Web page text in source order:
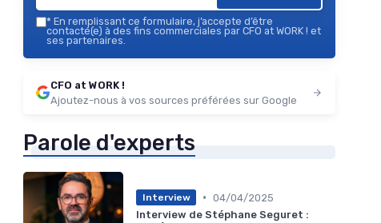
* En remplissant ce formulaire, j’accepte d’être
contacté(e) à des fins commerciales par CFO at WORK ! et
ses partenaires.
CFO at WORK !
Ajoutez-nous à vos sources préférées sur Google
Parole d'experts
Interview • 04/04/2025
Interview de Stéphane Seguret :